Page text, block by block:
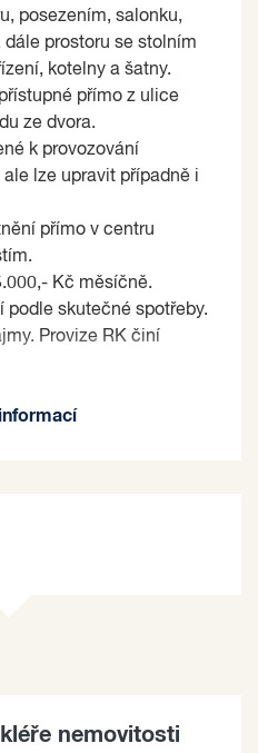
posezením, salonku,
dále prostoru se stolním
kotelny a šatny.
přímo z ulice
ze dvora.
k provozování
lze upravit případně i
přímo v centru
Kč měsíčně.
podle skutečné spotřeby.
Provize RK činí
kritérií.
nemovitosti